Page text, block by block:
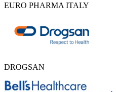
EURO PHARMA ITALY
DROGSAN